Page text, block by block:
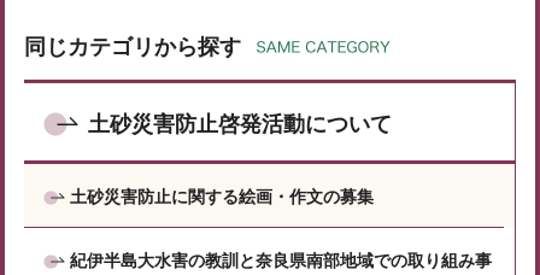
同じカテゴリから探す
土砂災害防止啓発活動について
土砂災害防止に関する絵画・作文の募集
紀伊半島大水害の教訓と奈良県南部地域での取り組み事